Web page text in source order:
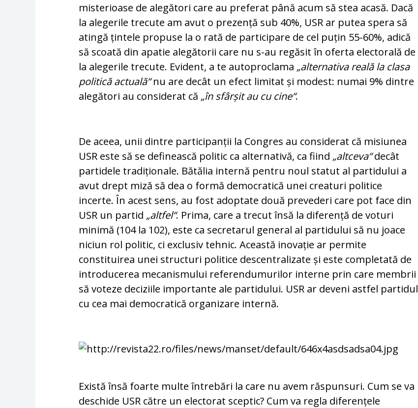
misterioase de ale­gători care au preferat până acum să stea acasă. Dacă
la alegerile trecute am avut o prezență sub 40%, USR ar putea spera să
atingă țintele propuse la o rată de participare de cel puțin 55-60%, adi­că
să scoată din apatie alegătorii care nu s-au regăsit în oferta electorală de
la alegerile trecute. Evident, a te auto­pro­clama „alternativa reală la clasa
politică actuală“nu are decât un efect limitat și modest: numai 9% dintre
alegători au con­siderat că „în sfârșit au cu cine“.
De aceea, unii dintre participanții la Con­gres au considerat că misiunea
USR este să se definească politic ca alternativă, ca fiind „altceva“decât
partidele tra­di­țio­nale. Bătălia internă pentru noul statut al partidului a
avut drept miză să dea o formă democratică unei creaturi politice
incerte. În acest sens, au fost adoptate două prevederi care pot face din
USR un partid „altfel“. Prima, care a trecut însă la diferență de voturi
minimă (104 la 102), este ca secretarul general al par­ti­dului să nu joace
niciun rol politic, ci ex­clusiv tehnic. Această inovație ar per­mi­te
constituirea unei structuri politice des­centralizate și este completată de
in­tro­ducerea mecanismului referendumurilor interne prin care membrii
să voteze de­ciziile importante ale partidului. USR ar deveni astfel partidul
cu cea mai de­mocratică organizare internă.
Există însă foarte multe întrebări la care nu avem răspunsuri. Cum se va
deschide USR către un electorat sceptic? Cum va re­gla diferențele